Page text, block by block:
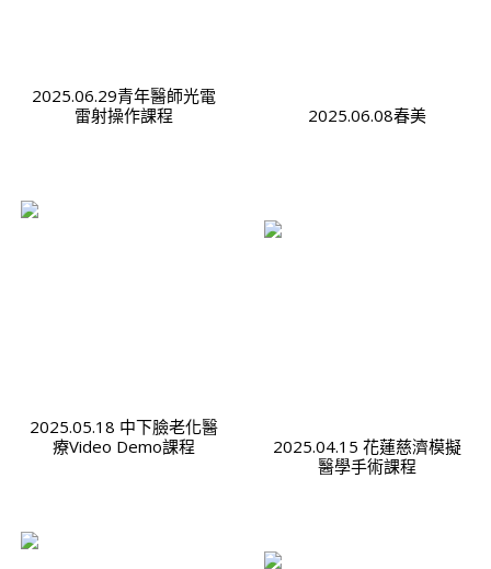
2025.06.29青年醫師光電
雷射操作課程
2025.06.08春美
2025.05.18 中下臉老化醫
療Video Demo課程
2025.04.15 花蓮慈濟模擬
醫學手術課程